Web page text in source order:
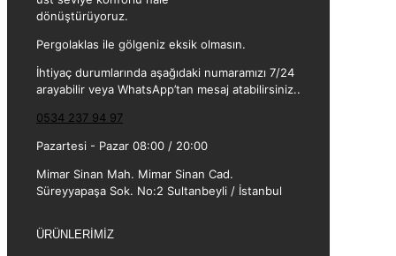
dönüştürüyoruz.
Pergolaklas ile gölgeniz eksik olmasın.
İhtiyaç durumlarında aşağıdaki numaramızı 7/24
arayabilir veya WhatsApp’tan mesaj atabilirsiniz..
0534 237 94 97
Pazartesi - Pazar 08:00 / 20:00
Mimar Sinan Mah. Mimar Sinan Cad.
Süreyyapaşa Sok. No:2 Sultanbeyli / İstanbul
ÜRÜNLERİMİZ